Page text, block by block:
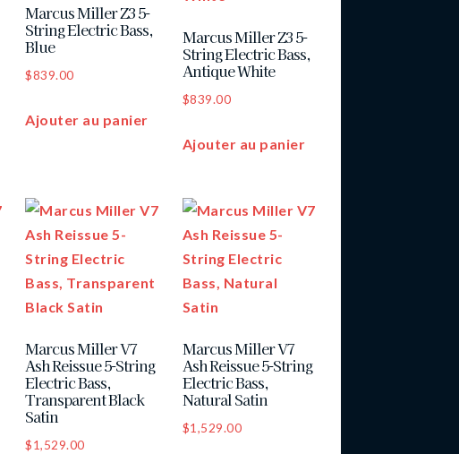
Marcus Miller Z3 5-
String Electric Bass,
Blue
$839.00
Ajouter au panier
Marcus Miller Z3 5-
String Electric Bass,
Antique White
$839.00
Ajouter au panier
Marcus Miller V7
Ash Reissue 5-String
Electric Bass,
Transparent Black
Satin
$1,529.00
Marcus Miller V7
Ash Reissue 5-String
Electric Bass,
Natural Satin
$1,529.00